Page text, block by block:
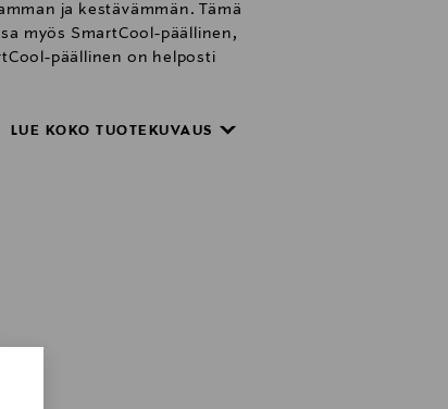
ja kestävämmän. Tämä
myös SmartCool-päällinen,
päällinen on helposti
LUE KOKO TUOTEKUVAUS